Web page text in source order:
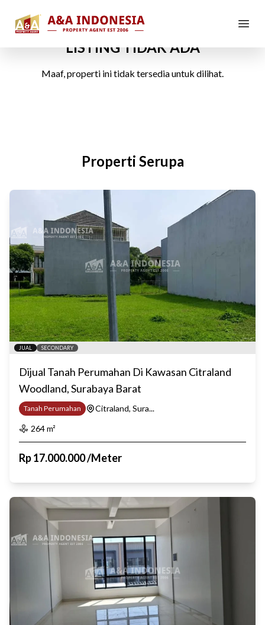
LISTING TIDAK ADA
Maaf, properti ini tidak tersedia untuk dilihat.
Properti Serupa
JUAL SECONDARY
Dijual Tanah Perumahan Di Kawasan Citraland
Woodland, Surabaya Barat
Tanah Perumahan
Citraland, Sura...
264m²
Rp17.000.000/Meter